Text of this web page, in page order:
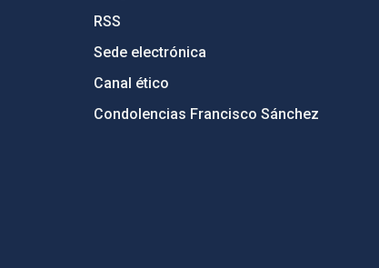
RSS
Sede electrónica
Canal ético
Condolencias Francisco Sánchez